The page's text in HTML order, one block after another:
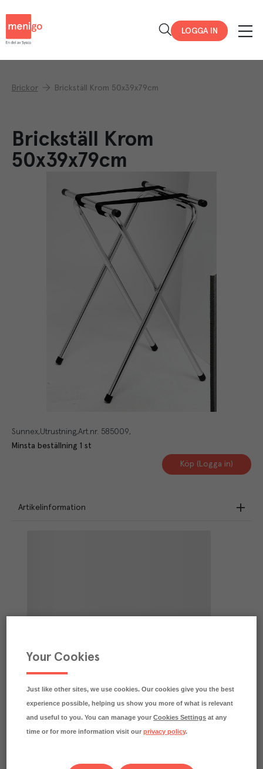
LOGGA IN
Brickor Brickställ Krom 50x39x79cm
Brickställ Krom
50x39x79cm
Sunnex Utrustning Art.nr. 585009
Minsta beställning 1 st
Köp (Logga in)
Artikelinformation
Your Cookies
Just like other sites, we use cookies. Our cookies give you the best
experience possible, helping us show you more of what is relevant
and useful to you. You can manage yourCookies Settings at any
time or for more information visit ourprivacy policy.